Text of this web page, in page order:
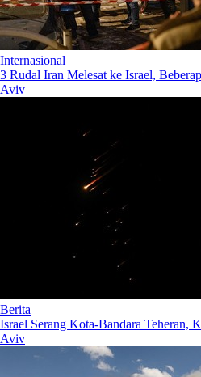
Internasional
3 Rudal Iran Melesat ke Israel,
Aviv
Berita
Israel Serang Kota-Bandara Teheran,
Aviv